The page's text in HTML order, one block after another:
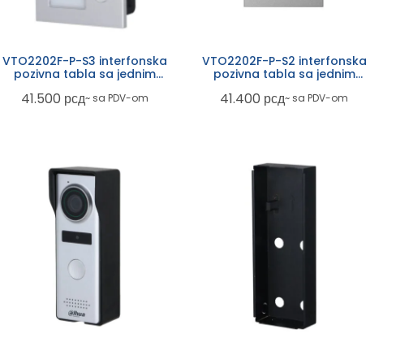
VTO2202F-P-S3 interfonska
pozivna tabla sa jednim
41.500 рсд~ sa PDV-om
VTO2202F-P-S2 interfonska
pozivna tabla sa jednim
41.400 рсд~ sa PDV-om